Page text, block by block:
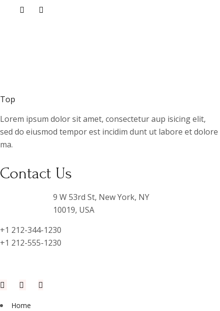
Top
Lorem ipsum dolor sit amet, consectetur aup isicing elit,
sed do eiusmod tempor est incidim dunt ut labore et dolore
ma.
Contact Us
9 W 53rd St, New York, NY
10019, USA
+1 212-344-1230
+1 212-555-1230
Home